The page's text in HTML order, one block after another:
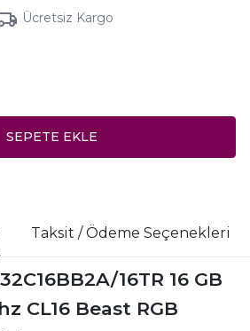
Ücretsiz Kargo
SEPETE EKLE
Taksit / Ödeme Seçenekleri
16TR 16 GB
CL16 Beast RGB